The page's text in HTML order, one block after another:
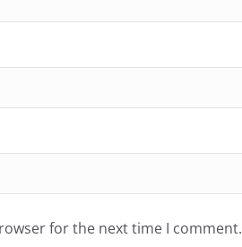
for the next time I comment.